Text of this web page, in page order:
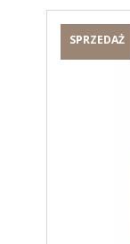
SPRZEDAŻ